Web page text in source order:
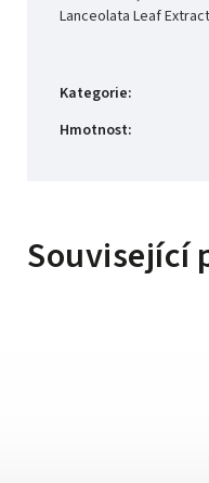
Lanceolata Leaf Extract
Kategorie:
Hmotnost:
Související